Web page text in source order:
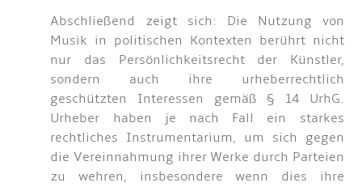
Abschließend zeigt sich: Die Nutzung von
Musik in politischen Kontexten berührt nicht
nur das Persönlichkeitsrecht der Künstler,
sondern auch ihre urheberrechtlich
geschützten Interessen gemäß § 14 UrhG.
Urheber haben je nach Fall ein starkes
rechtliches Instrumentarium, um sich gegen
die Vereinnahmung ihrer Werke durch Parteien
zu wehren, insbesondere wenn dies ihre